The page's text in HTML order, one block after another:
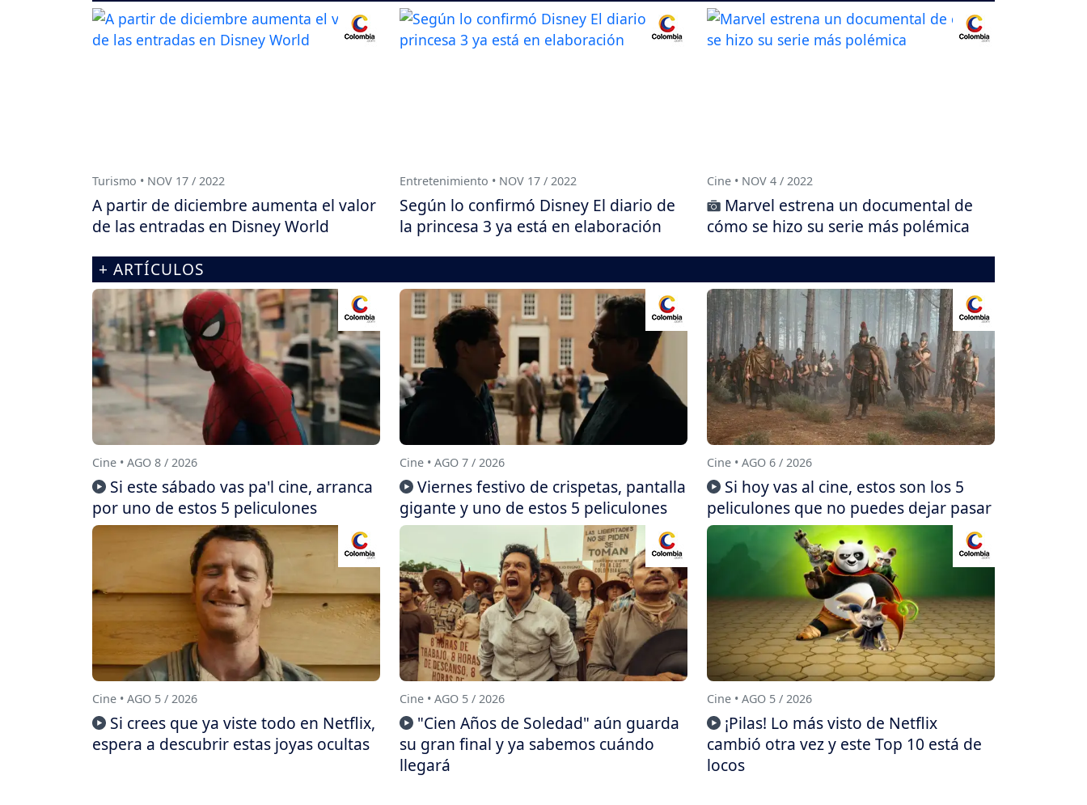
Turismo • NOV 17 / 2022
A partir de diciembre aumenta el valor
de las entradas en Disney World
Entretenimiento • NOV 17 / 2022
Según lo confirmó Disney El diario de
la princesa 3 ya está en elaboración
Cine • NOV 4 / 2022
Marvel estrena un documental de
cómo se hizo su serie más polémica
+ ARTÍCULOS
Cine • AGO 8 / 2026
Si este sábado vas pa'l cine, arranca
por uno de estos 5 peliculones
Cine • AGO 7 / 2026
Viernes festivo de crispetas, pantalla
gigante y uno de estos 5 peliculones
Cine • AGO 6 / 2026
Si hoy vas al cine, estos son los 5
peliculones que no puedes dejar pasar
Cine • AGO 5 / 2026
Si crees que ya viste todo en Netflix,
espera a descubrir estas joyas ocultas
Cine • AGO 5 / 2026
"Cien Años de Soledad" aún guarda
su gran final y ya sabemos cuándo
llegará
Cine • AGO 5 / 2026
¡Pilas! Lo más visto de Netflix
cambió otra vez y este Top 10 está de
locos